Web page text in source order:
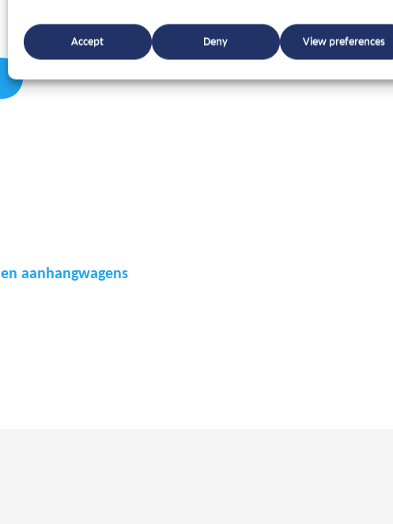
Accept Deny View preferences
en aanhangwagens